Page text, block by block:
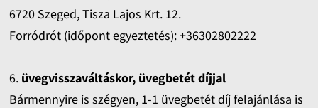
6720 Szeged, Tisza Lajos Krt. 12.
Forródrót (időpont egyeztetés): +36302802222
6. üvegvisszaváltáskor, üvegbetét díjjal
Bármennyire is szégyen, 1-1 üvegbetét díj felajánlása is